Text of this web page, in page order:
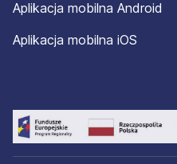
Aplikacja mobilna Android
Aplikacja mobilna iOS